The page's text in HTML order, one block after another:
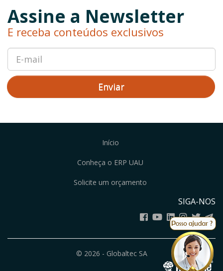
Assine a Newsletter
E receba conteúdos exclusivos
Enviar
Início
Conheça o ERP UAU
Solicite um orçamento
SIGA-NOS
© 2026 - Globaltec SA